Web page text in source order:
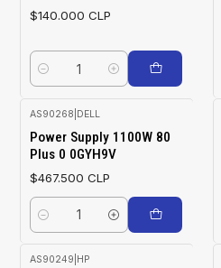
$140.000 CLP
Cantidad
AS90268 DELL
Power Supply 1100W 80
Plus 0 0GYH9V
$467.500 CLP
Cantidad
AS90249 HP